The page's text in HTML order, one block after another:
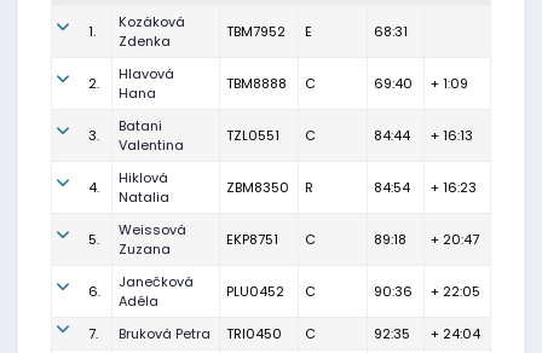
1.
Kozáková
Zdenka
TBM7952 E 68:31
2.
Hlavová
Hana
TBM8888 C 69:40 + 1:09
3.
Batani
Valentina
TZL0551 C 84:44 + 16:13
4.
Hiklová
Natalia
ZBM8350 R 84:54 + 16:23
5.
Weissová
Zuzana
EKP8751 C 89:18 + 20:47
6.
Janečková
Adéla
PLU0452 C 90:36 + 22:05
7. Bruková Petra TRI0450 C 92:35 + 24:04